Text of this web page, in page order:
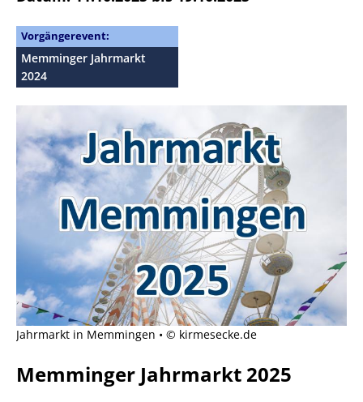
Vorgängerevent:
Memminger Jahrmarkt
2024
Jahrmarkt in Memmingen • © kirmesecke.de
Memminger Jahrmarkt 2025